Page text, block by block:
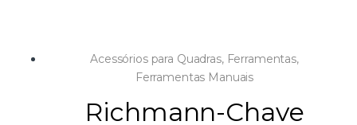
Acessórios para Quadras, Ferramentas,
Ferramentas Manuais
Richmann-Chave